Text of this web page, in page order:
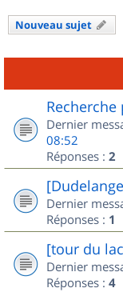
Nouveau sujet
Dernier
08:52
Réponses : 2
Dernier
Réponses : 1
[tour du
Dernier
Réponses : 4